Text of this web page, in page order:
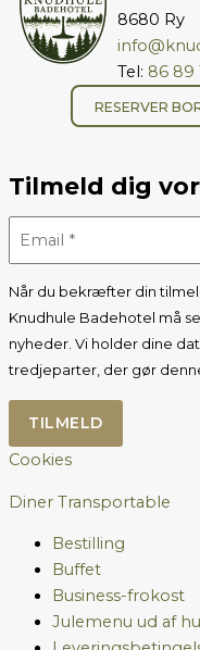
8680 Ry
Tel: 86 89
RESERVER
Tilmeld dig
Når du bekræfter din
Knudhule Badehotel må
nyheder. Vi holder dine
tredjeparter, der gør
Cookies
Diner Transportable
Bestilling
Buffet
Business-frokost
Julemenu ud af